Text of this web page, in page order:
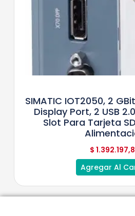
SIMATIC IOT2050, 2
Display Port, 2 USB
Slot Para Tarjeta
$
Agregar Al